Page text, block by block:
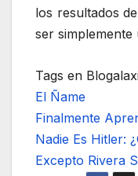
los resultados
ser simplemente
Tags en
El Ñame
Finalmente
Nadie Es Hitler:
Excepto Rivera